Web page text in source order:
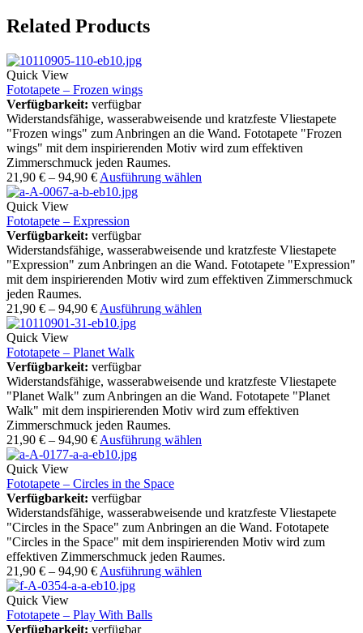
Related Products
Quick View
Fototapete – Frozen wings
Verfügbarkeit: verfügbar
Widerstandsfähige, wasserabweisende und kratzfeste Vliestapete
"Frozen wings" zum Anbringen an die Wand. Fototapete "Frozen
wings" mit dem inspirierenden Motiv wird zum effektiven
Zimmerschmuck jeden Raumes.
21,90 € – 94,90 € Ausführung wählen
Quick View
Fototapete – Expression
Verfügbarkeit: verfügbar
Widerstandsfähige, wasserabweisende und kratzfeste Vliestapete
"Expression" zum Anbringen an die Wand. Fototapete "Expression"
mit dem inspirierenden Motiv wird zum effektiven Zimmerschmuck
jeden Raumes.
21,90 € – 94,90 € Ausführung wählen
Quick View
Fototapete – Planet Walk
Verfügbarkeit: verfügbar
Widerstandsfähige, wasserabweisende und kratzfeste Vliestapete
"Planet Walk" zum Anbringen an die Wand. Fototapete "Planet
Walk" mit dem inspirierenden Motiv wird zum effektiven
Zimmerschmuck jeden Raumes.
21,90 € – 94,90 € Ausführung wählen
Quick View
Fototapete – Circles in the Space
Verfügbarkeit: verfügbar
Widerstandsfähige, wasserabweisende und kratzfeste Vliestapete
"Circles in the Space" zum Anbringen an die Wand. Fototapete
"Circles in the Space" mit dem inspirierenden Motiv wird zum
effektiven Zimmerschmuck jeden Raumes.
21,90 € – 94,90 € Ausführung wählen
Quick View
Fototapete – Play With Balls
Verfügbarkeit: verfügbar